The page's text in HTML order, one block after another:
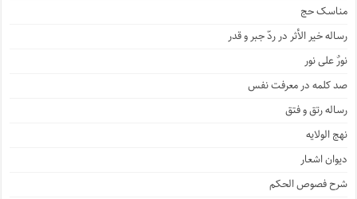
مناسک حج
رساله خیر الأثر در ردّ جبر و قدر
نورٌ علی نور
صد کلمه در معرفت نفس
رساله رتق و فتق
نهج الولایه
دیوان اشعار
شرح فصوص الحکم